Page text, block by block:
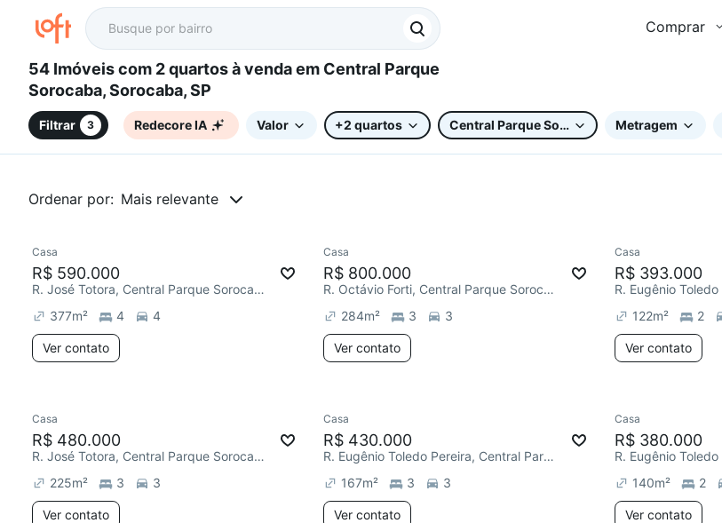
Comprar
54 Imóveis com 2 quartos à venda em Central Parque
Sorocaba, Sorocaba, SP
Filtrar 3 Redecore IA Valor +2 quartos Central Parque Sorocaba Metragem
Ordenar por: Mais relevante
Chegou este mês
Casa
R$ 590.000
R. José Totora, Central Parque Sorocaba
377m² 4 4
Ver contato
Casa
R$ 800.000
R. Octávio Forti, Central Parque Sorocaba
284m² 3 3
Ver contato
Casa
R$ 393.000
122m² 2
Ver contato
Casa
R$ 480.000
R. José Totora, Central Parque Sorocaba
225m² 3 3
Ver contato
Chegou este mês
Casa
R$ 430.000
R. Eugênio Toledo Pereira, Central Parque Sorocaba
167m² 3 3
Ver contato
Chegou este mês
Casa
R$ 380.000
140m² 2
Ver contato